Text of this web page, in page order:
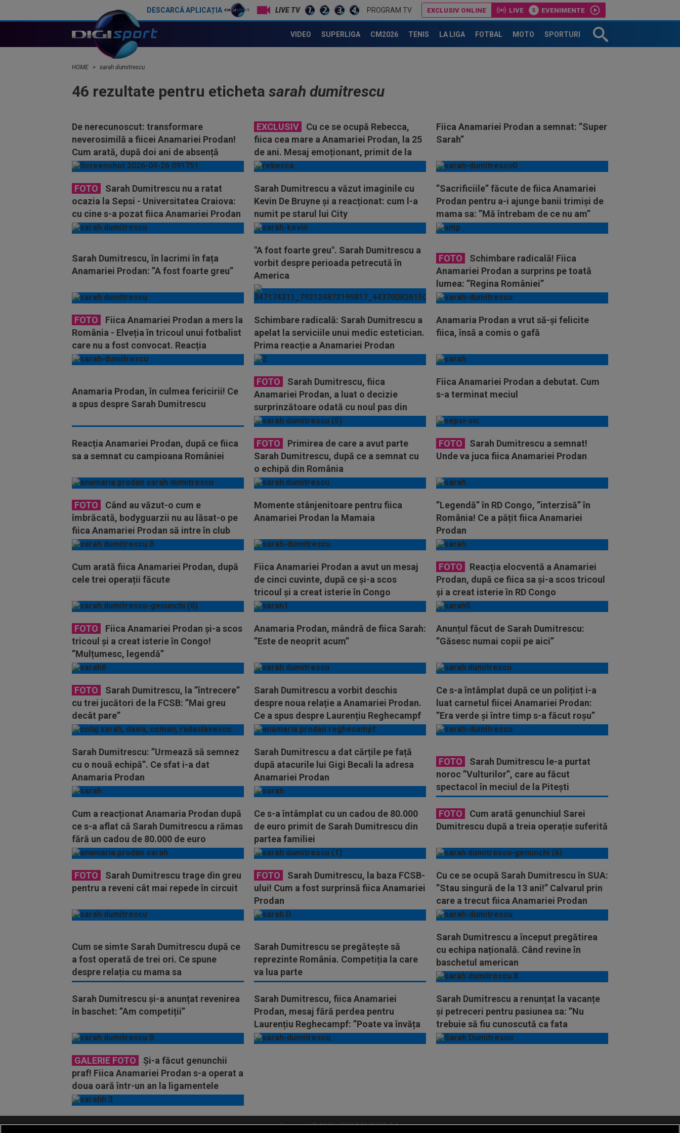
DESCARCĂ APLICAȚIA LIVE TV PROGRAM TV EXCLUSIV ONLINE LIVE EVENIMENTE
VIDEO SUPERLIGA CM2026 TENIS LA LIGA FOTBAL MOTO SPORTURI
HOME sarah dumitrescu
46 rezultate pentru eticheta sarah dumitrescu
De nerecunoscut: transformare
neverosimilă a fiicei Anamariei Prodan!
Cum arată, după doi ani de absență
EXCLUSIV
Cu ce se ocupă Rebecca,
fiica cea mare a Anamariei Prodan, la 25
de ani. Mesaj emoționant, primit de la
mama ei
Fiica Anamariei Prodan a semnat: ”Super
Sarah”
FOTO
Sarah Dumitrescu nu a ratat
ocazia la Sepsi - Universitatea Craiova:
cu cine s-a pozat fiica Anamariei Prodan
Sarah Dumitrescu a văzut imaginile cu
Kevin De Bruyne și a reacționat: cum l-a
numit pe starul lui City
”Sacrificiile” făcute de fiica Anamariei
Prodan pentru a-i ajunge banii trimiși de
mama sa: ”Mă întrebam de ce nu am”
Sarah Dumitrescu, în lacrimi în fața
Anamariei Prodan: ”A fost foarte greu”
"A fost foarte greu". Sarah Dumitrescu a
vorbit despre perioada petrecută în
America
FOTO
Schimbare radicală! Fiica
Anamariei Prodan a surprins pe toată
lumea: ”Regina României”
FOTO
Fiica Anamariei Prodan a mers la
România - Elveția în tricoul unui fotbalist
care nu a fost convocat. Reacția
jucătorului
Schimbare radicală: Sarah Dumitrescu a
apelat la serviciile unui medic estetician.
Prima reacție a Anamariei Prodan
Anamaria Prodan a vrut să-și felicite
fiica, însă a comis o gafă
Anamaria Prodan, în culmea fericirii! Ce
a spus despre Sarah Dumitrescu
FOTO
Sarah Dumitrescu, fiica
Anamariei Prodan, a luat o decizie
surprinzătoare odată cu noul pas din
viața sa
Fiica Anamariei Prodan a debutat. Cum
s-a terminat meciul
Reacția Anamariei Prodan, după ce fiica
sa a semnat cu campioana României
FOTO
Primirea de care a avut parte
Sarah Dumitrescu, după ce a semnat cu
o echipă din România
FOTO
Sarah Dumitrescu a semnat!
Unde va juca fiica Anamariei Prodan
FOTO
Când au văzut-o cum e
îmbrăcată, bodyguarzii nu au lăsat-o pe
fiica Anamariei Prodan să intre în club
Momente stânjenitoare pentru fiica
Anamariei Prodan la Mamaia
”Legendă” în RD Congo, ”interzisă” în
România! Ce a pățit fiica Anamariei
Prodan
Cum arată fiica Anamariei Prodan, după
cele trei operații făcute
Fiica Anamariei Prodan a avut un mesaj
de cinci cuvinte, după ce și-a scos
tricoul și a creat isterie în Congo
FOTO
Reacția elocventă a Anamariei
Prodan, după ce fiica sa și-a scos tricoul
și a creat isterie în RD Congo
FOTO
Fiica Anamariei Prodan și-a scos
tricoul și a creat isterie în Congo!
”Mulțumesc, legendă”
Anamaria Prodan, mândră de fiica Sarah:
”Este de neoprit acum”
Anunțul făcut de Sarah Dumitrescu:
”Găsesc numai copii pe aici”
FOTO
Sarah Dumitrescu, la ”întrecere”
cu trei jucători de la FCSB: ”Mai greu
decât pare”
Sarah Dumitrescu a vorbit deschis
despre noua relație a Anamariei Prodan.
Ce a spus despre Laurențiu Reghecampf
Ce s-a întâmplat după ce un polițist i-a
luat carnetul fiicei Anamariei Prodan:
”Era verde și între timp s-a făcut roșu”
Sarah Dumitrescu: ”Urmează să semnez
cu o nouă echipă”. Ce sfat i-a dat
Anamaria Prodan
Sarah Dumitrescu a dat cărțile pe față
după atacurile lui Gigi Becali la adresa
Anamariei Prodan
FOTO
Sarah Dumitrescu le-a purtat
noroc ”Vulturilor”, care au făcut
spectacol în meciul de la Pitești
Cum a reacționat Anamaria Prodan după
ce s-a aflat că Sarah Dumitrescu a rămas
fără un cadou de 80.000 de euro
Ce s-a întâmplat cu un cadou de 80.000
de euro primit de Sarah Dumitrescu din
partea familiei
FOTO
Cum arată genunchiul Sarei
Dumitrescu după a treia operație suferită
FOTO
Sarah Dumitrescu trage din greu
pentru a reveni cât mai repede în circuit
FOTO
Sarah Dumitrescu, la baza FCSB-
ului! Cum a fost surprinsă fiica Anamariei
Prodan
Cu ce se ocupă Sarah Dumitrescu în SUA:
”Stau singură de la 13 ani!” Calvarul prin
care a trecut fiica Anamariei Prodan
Cum se simte Sarah Dumitrescu după ce
a fost operată de trei ori. Ce spune
despre relația cu mama sa
Sarah Dumitrescu se pregătește să
reprezinte România. Competiția la care
va lua parte
Sarah Dumitrescu a început pregătirea
cu echipa națională. Când revine în
baschetul american
Sarah Dumitrescu și-a anunțat revenirea
în baschet: ”Am competiții”
Sarah Dumitrescu, fiica Anamariei
Prodan, mesaj fără perdea pentru
Laurențiu Reghecampf: ”Poate va învăța
acest lucru”
Sarah Dumitrescu a renunțat la vacanțe
și petreceri pentru pasiunea sa: ”Nu
trebuie să fiu cunoscută ca fata
Anamariei Prodan”
GALERIE FOTO
Şi-a făcut genunchii
praf! Fiica Anamariei Prodan s-a operat a
doua oară într-un an la ligamentele
încrucişate
Copyright © 2026 / DIGI ROMANIA S.A.